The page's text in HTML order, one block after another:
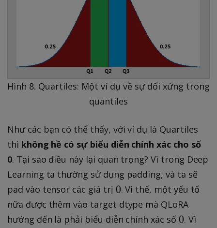
Hình 8. Quartiles: Một ví dụ về sự đối xứng trong
quantiles
Như các bạn có thể thấy, với ví dụ là Quartiles
thì không hề có sự biểu diễn chính xác cho số
0. Tại sao điều này lại quan trọng? Vì trong Deep
Learning ta thường sử dụng padding, và ta sẽ
pad vào tensor các giá trị 0
0. Vì thế, một yếu tố
nữa được thêm vào target dtype mà QLoRA
hướng đến là phải biểu diễn chính xác số 0
0. Vì